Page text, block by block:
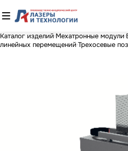
Каталог изделий Мехатронные модули
линейных перемещений Трехосевые